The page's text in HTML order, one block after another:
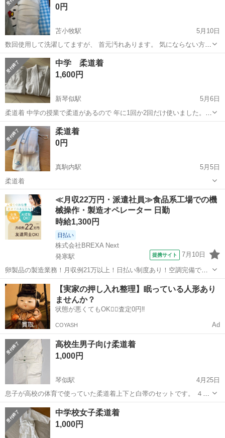
0円
苫小牧駅
5月10日
数回使用して洗濯してますが、 首元汚れあります。 気にならない方ど
うですか？！ 上下あります！ 取りに来ていた抱けると助かります。
北海道 苫小牧市 苫小牧駅
中学 柔道着
1,600円
新琴似駅
5月6日
柔道着 中学の授業で柔道があるので 年に1回か2回だけ使いました。
男子 Lサイズ 160センチから175センチぐらいの男の子用です。 帯が
見当たらないのでないです。 もしお取引日までに見つけたら一緒に渡
します。 ...
北海道 札幌市 新琴似駅
柔道着
0円
真駒内駅
5月5日
柔道着
北海道 札幌市 真駒内駅 武道、格闘技
≪月収22万円・派遣社員≫食品系工場での機
械操作・製造オペレーター 日勤
時給1,300円
日払い
株式会社BREXA Next
発寒駅
提携サイト 7月10日
卵製品の製造業務！月収例21万以上！日払い制度あり！空調完備で快
適作業★20代～50代までの男女活躍中！作業着無償貸与★マイカー通
勤OK＆無料駐車場完備！《北海道札幌市》 人気の工場のお仕事 ◇卵
製品の製造業務◇ 作業内...
北海道 札幌市 発寒駅 その他
【実家の押し入れ整理】眠っている人形あり
ませんか？
状態が悪くてもOK🙆‍♀️査定0円‼️
COYASH Ad
高校生男子向け柔道着
1,000円
琴似駅
4月25日
息子が高校の体育で使っていた柔道着上下と白帯のセットです。 ４回
程着用しました。襟部分はゴシゴシ洗いました。 サイズ：３号 （息
子の身長は170cm） まだまだ着用できます。 札幌市営地下鉄・琴似駅
近辺で手渡しオ...
北海道 札幌市 琴似駅 武道、格闘技
中学校女子柔道着
1,000円